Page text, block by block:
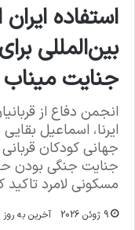
استفاده
بین‌المللی
جنایت میناب
انجمن دفاع از
ایرنا، اسماعیل
جهانی کودکان
جنایت جنگی بودن
مسکونی لامرد تاکید
9 ژوئن 2026 آخرین به روز رسانی: